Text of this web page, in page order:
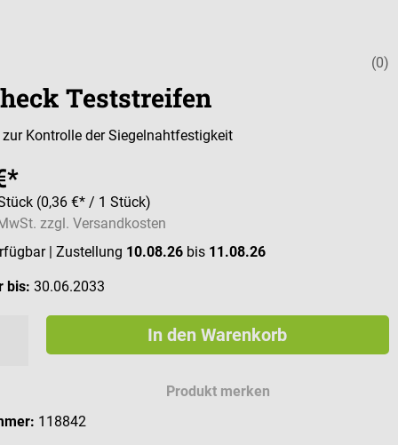
(0)
Teststreifen
Kontrolle der Siegelnahtfestigkeit
(0,36 €* / 1 Stück)
zzgl. Versandkosten
| Zustellung 10.08.26 bis 11.08.26
bis: 30.06.2033
In den Warenkorb
Produkt merken
118842